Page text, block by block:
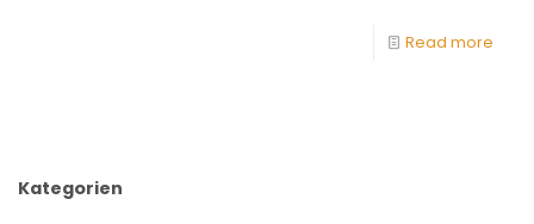
Read more
Kategorien